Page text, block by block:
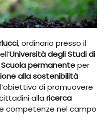
, ordinario presso il
Università degli Studi di
Scuola permanenteper
alla sostenibilità
di promuovere
alla ricerca
competenze nel campo